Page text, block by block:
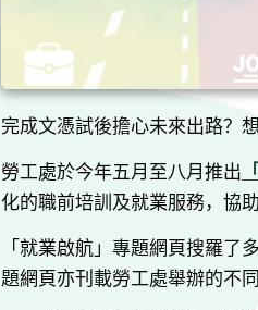
完成文憑試後擔心未來出路？
勞工處於今年五月至八月推出
化的職前培訓及就業服務，協
「就業啟航」專題網頁搜羅
題網頁亦刊載勞工處舉辦的不